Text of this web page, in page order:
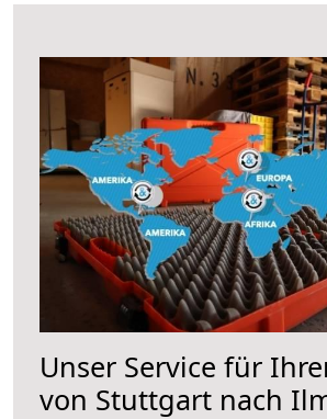
Unser Service für
von Stuttgart nach